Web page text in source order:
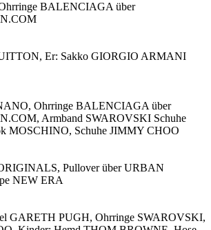
BALENCIAGA über
Er: Sakko GIORGIO ARMANI
Ohrringe BALENCIAGA über
Armband SWAROVSKI Schuhe
MOSCHINO, Schuhe JIMMY CHOO
Pullover über URBAN
NEW ERA
GARETH PUGH, Ohrringe SWAROVSKI,